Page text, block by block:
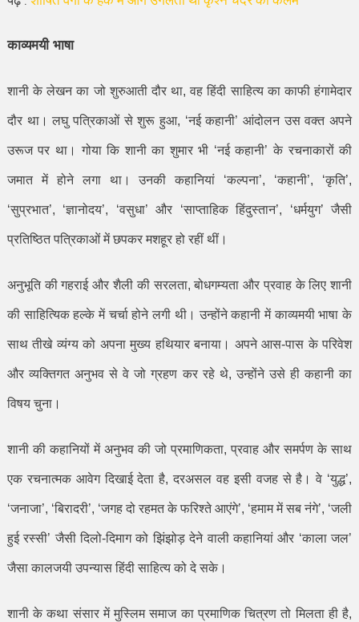
काव्यमयी भाषा
शानी के लेखन का जो शुरुआती दौर था,वह हिंदी साहित्य का काफी हंगामेदार
दौर था। लघु पत्रिकाओं से शुरू हुआ, ‘नई कहानी’आंदोलन उस वक्त अपने
उरूज पर था। गोया कि शानी का शुमार भी ‘नई कहानी’के रचनाकारों की
जमात में होने लगा था। उनकी कहानियां ‘कल्पना’, ‘कहानी’, ‘कृति’,
‘सुप्रभात’, ‘ज्ञानोदय’, ‘वसुधा’और ‘साप्ताहिक हिंदुस्तान’, ‘धर्मयुग’जैसी
प्रतिष्ठित पत्रिकाओं में छपकर मशहूर हो रहीं थीं।
अनुभूति की गहराई और शैली की सरलता,बोधगम्यता और प्रवाह के लिए शानी
की साहित्यिक हल्के में चर्चा होने लगी थी। उन्होंने कहानी में काव्यमयी भाषा के
साथ तीखे व्यंग्य को अपना मुख्य हथियार बनाया। अपने आस-पास के परिवेश
और व्यक्तिगत अनुभव से वे जो ग्रहण कर रहे थे,उन्होंने उसे ही कहानी का
विषय चुना।
शानी की कहानियों में अनुभव की जो प्रमाणिकता,प्रवाह और समर्पण के साथ
एक रचनात्मक आवेग दिखाई देता है,दरअसल वह इसी वजह से है। वे ‘युद्ध’,
‘जनाजा’, ‘बिरादरी’, ‘जगह दो रहमत के फरिश्ते आएंगे’, ‘हमाम में सब नंगे’, ‘जली
हुई रस्सी’जैसी दिलो-दिमाग को झिंझोड़ देने वाली कहानियां और ‘काला जल’
जैसा कालजयी उपन्यास हिंदी साहित्य को दे सके।
शानी के कथा संसार में मुस्लिम समाज का प्रमाणिक चित्रण तो मिलता ही है,